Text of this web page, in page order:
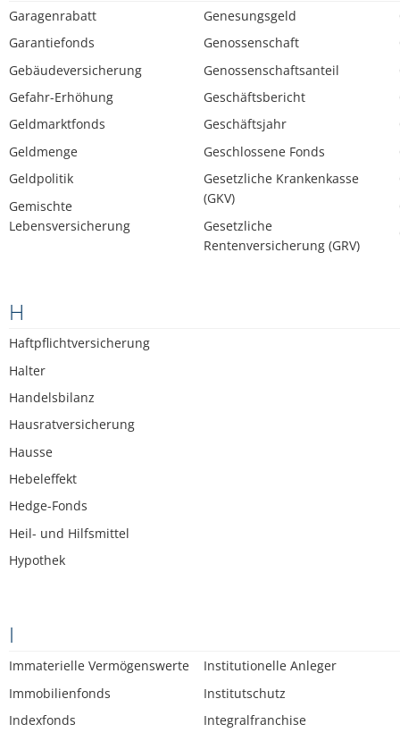
Garagenrabatt
Garantiefonds
Gebäudeversicherung
Gefahr-Erhöhung
Geldmarktfonds
Geldmenge
Geldpolitik
Gemischte
Lebensversicherung
Genesungsgeld
Genossenschaft
Genossenschaftsanteil
Geschäftsbericht
Geschäftsjahr
Geschlossene Fonds
Gesetzliche Krankenkasse
(GKV)
Gesetzliche
Rentenversicherung (GRV)
H
Haftpflichtversicherung
Halter
Handelsbilanz
Hausratversicherung
Hausse
Hebeleffekt
Hedge-Fonds
Heil- und Hilfsmittel
Hypothek
I
Immaterielle Vermögenswerte
Immobilienfonds
Indexfonds
Institutionelle Anleger
Institutschutz
Integralfranchise